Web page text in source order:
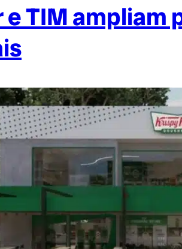
e TIM ampliam